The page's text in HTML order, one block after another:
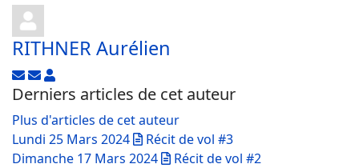
RITHNER Aurélien
Suivre ce blogueur
Se désabonner des publications de l'auteur
RITHNER Aurélien
Derniers articles de cet auteur
Plus d'articles de cet auteur
Lundi 25 Mars 2024
Récit de vol #3
Dimanche 17 Mars 2024
Récit de vol #2